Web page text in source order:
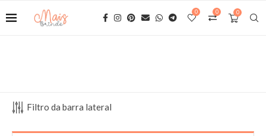
0
0
0
Filtro da barra lateral